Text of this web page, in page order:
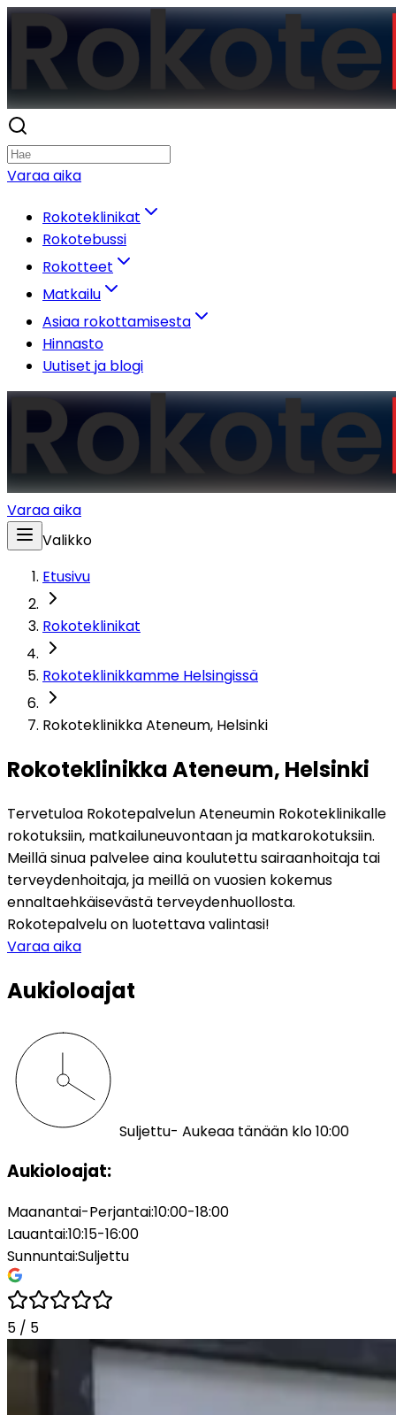
Varaa aika
Rokoteklinikat
Rokotebussi
Rokotteet
Matkailu
Asiaa rokottamisesta
Hinnasto
Uutiset ja blogi
Varaa aika
Valikko
Etusivu
Rokoteklinikat
Rokoteklinikkamme Helsingissä
Rokoteklinikka Ateneum, Helsinki
Rokoteklinikka Ateneum, Helsinki
Tervetuloa Rokotepalvelun Ateneumin Rokoteklinikalle
rokotuksiin, matkailuneuvontaan ja matkarokotuksiin.
Meillä sinua palvelee aina koulutettu sairaanhoitaja tai
terveydenhoitaja, ja meillä on vuosien kokemus
ennaltaehkäisevästä terveydenhuollosta.
Rokotepalvelu on luotettava valintasi!
Varaa aika
Aukioloajat
Suljettu- Aukeaa tänään klo 10:00
Aukioloajat:
Maanantai-Perjantai:10:00-18:00
Lauantai:10:15-16:00
Sunnuntai:Suljettu
5 / 5